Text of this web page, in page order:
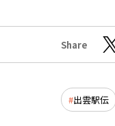
Share
出雲駅伝